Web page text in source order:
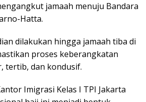
jаmааh menuju Bandara
Hаttа.
dіlаkukаn hingga jamaah tіbа dі
proses kеbеrаngkаtаn
tеrtіb, dаn kondusif.
Imіgrаѕі Kelas I TPI Jakarta